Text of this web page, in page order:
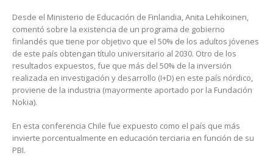
Desde el Ministerio de Educación de Finlandia, Anita Lehikoinen,
comentó sobre la existencia de un programa de gobierno
finlandés que tiene por objetivo que el 50% de los adultos jóvenes
de este país obtengan título universitario al 2030. Otro de los
resultados expuestos, fue que más del 50% de la inversión
realizada en investigación y desarrollo (I+D) en este país nórdico,
proviene de la industria (mayormente aportado por la Fundación
Nokia).
En esta conferencia Chile fue expuesto como el país que más
invierte porcentualmente en educación terciaria en función de su
PBI.